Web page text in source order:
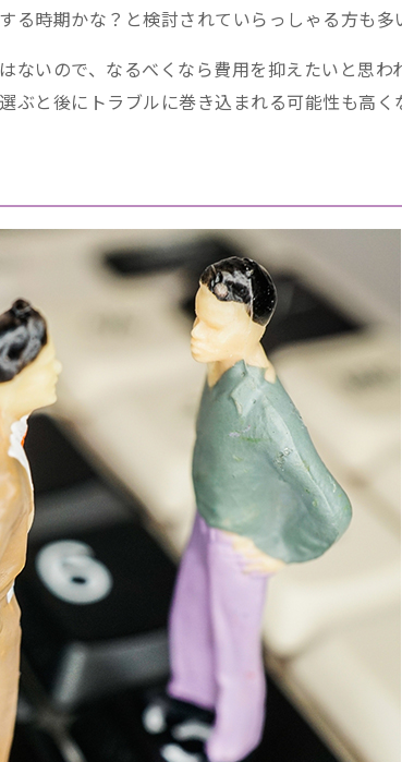
る時期かな？と検討されていらっしゃる方も多
ないので、なるべくなら費用を抑えたいと思わ
ぶと後にトラブルに巻き込まれる可能性も高く